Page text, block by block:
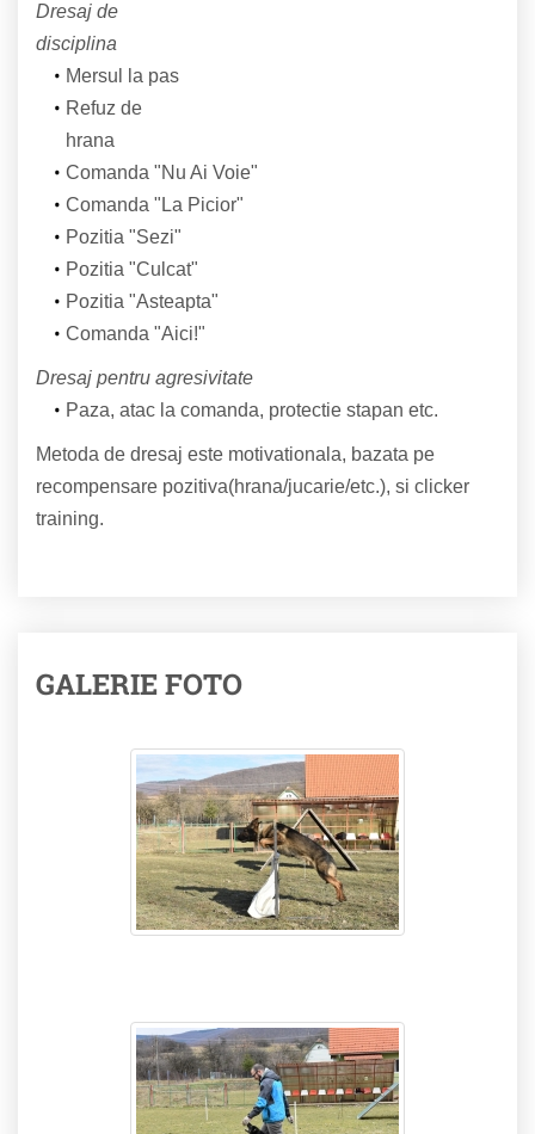
Dresaj de
disciplina
Mersul la pas
Refuz de
hrana
Comanda "Nu Ai Voie"
Comanda "La Picior"
Pozitia "Sezi"
Pozitia "Culcat"
Pozitia "Asteapta"
Comanda "Aici!"
Dresaj pentru agresivitate
Paza, atac la comanda, protectie stapan etc.
Metoda de dresaj este motivationala, bazata pe
recompensare pozitiva(hrana/jucarie/etc.), si clicker
training.
GALERIE FOTO